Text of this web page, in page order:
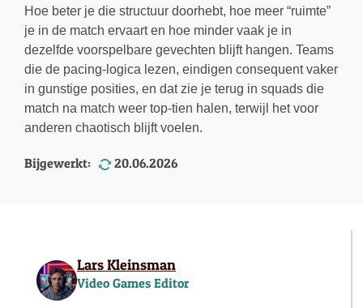
Hoe beter je die structuur doorhebt, hoe meer “ruimte”
je in de match ervaart en hoe minder vaak je in
dezelfde voorspelbare gevechten blijft hangen. Teams
die de pacing-logica lezen, eindigen consequent vaker
in gunstige posities, en dat zie je terug in squads die
match na match weer top-tien halen, terwijl het voor
anderen chaotisch blijft voelen.
Bijgewerkt: 20.06.2026
Lars Kleinsman
Video Games Editor